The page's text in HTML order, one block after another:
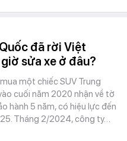
đã rời Việt
sửa xe ở đâu?
một chiếc SUV Trung
cuối năm 2020 nhận về tờ
hành 5 năm, có hiệu lực đến
Tháng 2/2024, công ty…